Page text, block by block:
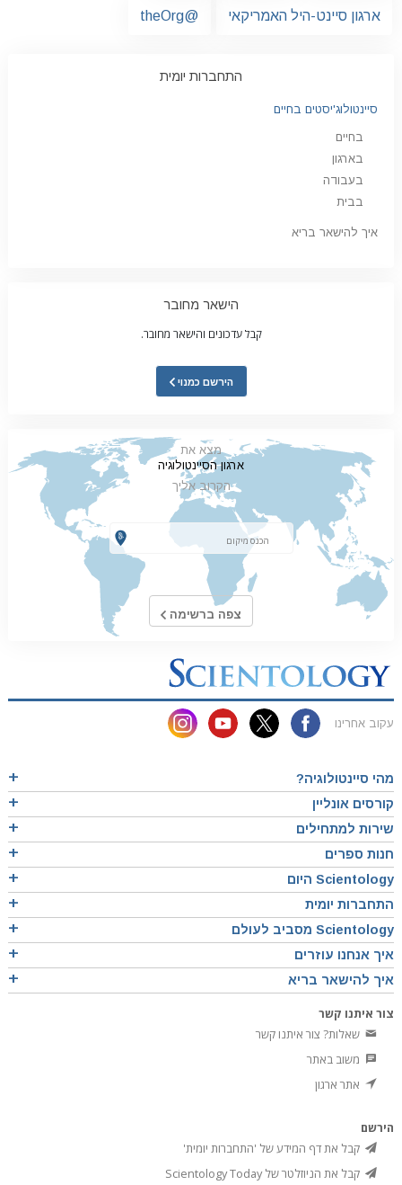
ארגון סיינט-היל האמריקאי @theOrg
התחברות יומית
סיינטולוג'יסטים בחיים
בחיים
בארגון
בעבודה
בבית
איך להישאר בריא
הישאר מחובר
קבל עדכונים והישאר מחובר.
הירשם כמנוי
מצא את
ארגון הסיינטולוגיה
הקרוב אליך
צפה ברשימה
עקוב אחרינו
מהי סיינטולוגיה?
קורסים אונליין
שירות למתחילים
חנות ספרים
Scientology היום
התחברות יומית
Scientology מסביב לעולם
איך אנחנו עוזרים
איך להישאר בריא
צור איתנו קשר
שאלות? צור איתנו קשר
משוב באתר
אתר ארגון
הירשם
קבל את דף המידע של 'התחברות יומית'
קבל את הניוזלטר של Scientology Today